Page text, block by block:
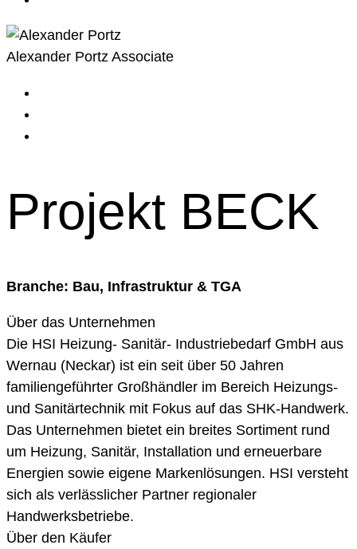
Alexander Portz Associate
Projekt BECK
Branche: Bau, Infrastruktur & TGA
Über das Unternehmen
Die HSI Heizung‑ Sanitär‑ Industriebedarf GmbH aus
Wernau (Neckar) ist ein seit über 50 Jahren
familiengeführter Großhändler im Bereich Heizungs‑
und Sanitärtechnik mit Fokus auf das SHK‑Handwerk.
Das Unternehmen bietet ein breites Sortiment rund
um Heizung, Sanitär, Installation und erneuerbare
Energien sowie eigene Markenlösungen. HSI versteht
sich als verlässlicher Partner regionaler
Handwerksbetriebe.
Über den Käufer